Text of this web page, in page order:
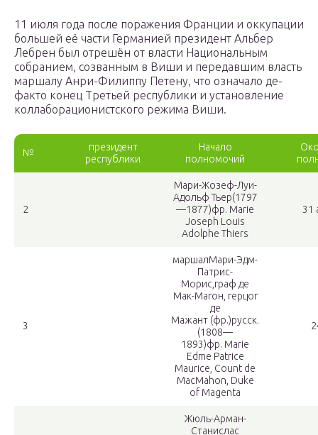
11 июля года после поражения Франции и оккупации
большей её части Германией президент Альбер
Лебрен был отрешён от власти Национальным
собранием, созванным в Виши и передавшим власть
маршалу Анри-Филиппу Петену, что означало де-
факто конец Третьей республики и установление
коллаборационистского режима Виши.
№
президент
республики
Начало
полномочий
2
Мари-Жозеф-Луи-
Адольф Тьер(1797
—1877)фр. Marie
Joseph Louis
Adolphe Thiers
31
3
маршалМари-Эдм-
Патрис-
Морис,граф де
Мак-Магон, герцог
де
Мажант (фр.)русск.
(1808—
1893)фр. Marie
Edme Patrice
Maurice, Count de
MacMahon, Duke
of Magenta
Жюль-Арман-
Станислас